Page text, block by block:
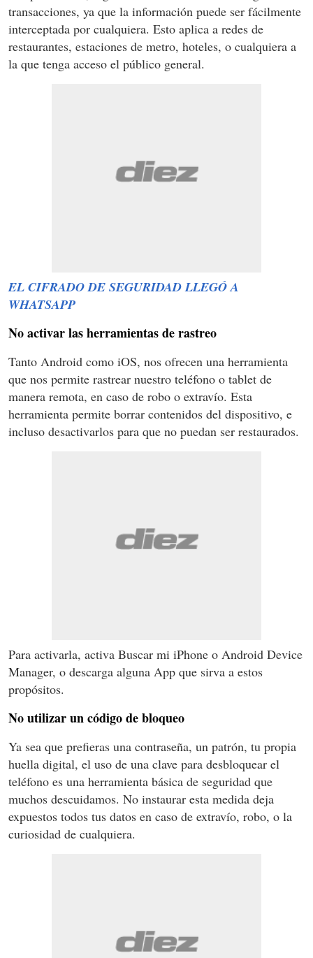
transacciones, ya que la información puede ser fácilmente
interceptada por cualquiera. Esto aplica a redes de
restaurantes, estaciones de metro, hoteles, o cualquiera a
la que tenga acceso el público general.
EL CIFRADO DE SEGURIDAD LLEGÓ A
WHATSAPP
No activar las herramientas de rastreo
Tanto Android como iOS, nos ofrecen una herramienta
que nos permite rastrear nuestro teléfono o tablet de
manera remota, en caso de robo o extravío. Esta
herramienta permite borrar contenidos del dispositivo, e
incluso desactivarlos para que no puedan ser restaurados.
Para activarla, activa Buscar mi iPhone o Android Device
Manager, o descarga alguna App que sirva a estos
propósitos.
No utilizar un código de bloqueo
Ya sea que prefieras una contraseña, un patrón, tu propia
huella digital, el uso de una clave para desbloquear el
teléfono es una herramienta básica de seguridad que
muchos descuidamos. No instaurar esta medida deja
expuestos todos tus datos en caso de extravío, robo, o la
curiosidad de cualquiera.